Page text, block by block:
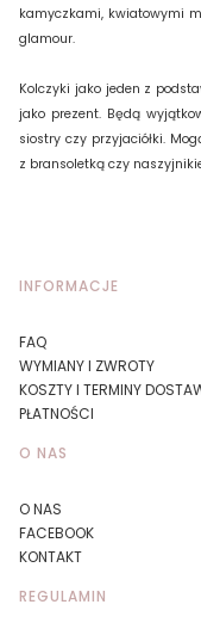
kamyczkami, kwiatowymi
glamour.
Kolczyki jako jeden z
jako prezent. Będą
siostry czy przyjaciółki.
z bransoletką czy
Linki w stopce
INFORMACJE
FAQ
WYMIANY I ZWROTY
KOSZTY I TERMINY
PŁATNOŚCI
O NAS
O NAS
FACEBOOK
KONTAKT
REGULAMIN